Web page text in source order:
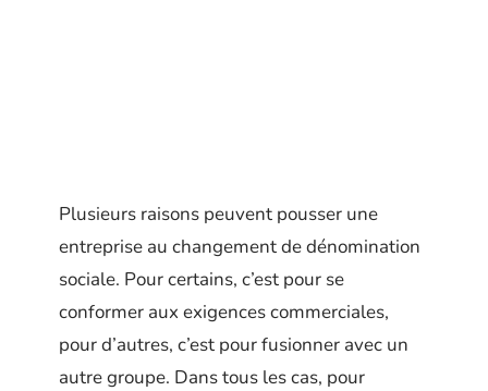
Plusieurs raisons peuvent pousser une
entreprise au changement de dénomination
sociale. Pour certains, c’est pour se
conformer aux exigences commerciales,
pour d’autres, c’est pour fusionner avec un
autre groupe. Dans tous les cas, pour